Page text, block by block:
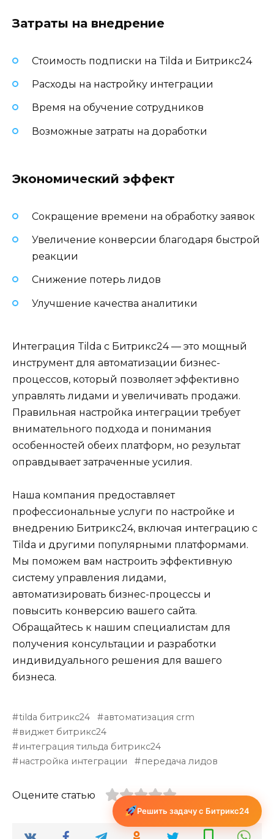
Затраты на внедрение
Стоимость подписки на Tilda и Битрикс24
Расходы на настройку интеграции
Время на обучение сотрудников
Возможные затраты на доработки
Экономический эффект
Сокращение времени на обработку заявок
Увеличение конверсии благодаря быстрой
реакции
Снижение потерь лидов
Улучшение качества аналитики
Интеграция Tilda с Битрикс24 — это мощный
инструмент для автоматизации бизнес-
процессов, который позволяет эффективно
управлять лидами и увеличивать продажи.
Правильная настройка интеграции требует
внимательного подхода и понимания
особенностей обеих платформ, но результат
оправдывает затраченные усилия.
Наша компания предоставляет
профессиональные услуги по настройке и
внедрению Битрикс24, включая интеграцию с
Tilda и другими популярными платформами.
Мы поможем вам настроить эффективную
систему управления лидами,
автоматизировать бизнес-процессы и
повысить конверсию вашего сайта.
Обращайтесь к нашим специалистам для
получения консультации и разработки
индивидуального решения для вашего
бизнеса.
tilda битрикс24
автоматизация crm
виджет битрикс24
интеграция тильда битрикс24
настройка интеграции
передача лидов
Оцените статью
Решить задачу с Битрикс24